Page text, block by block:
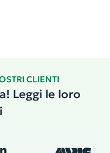
CLIENTI
Leggi le loro